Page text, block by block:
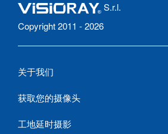
S.r.l.
Copyright 2011 - 2026
关于我们
获取您的摄像头
工地延时摄影